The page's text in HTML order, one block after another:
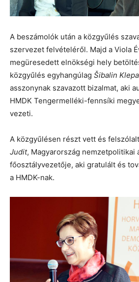
A beszámolók után a közgyűlés
szervezet felvételéről. Majd a Viola
megüresedett elnökségi hely
közgyűlés egyhangúlag Šibalin
asszonynak szavazott bizalmat, aki
HMDK Tengermelléki-fennsíki
vezeti.
A közgyűlésen részt vett és felszólalt
Judit, Magyarország nemzetpolitikai
főosztályvezetője, aki gratulált és
a HMDK-nak.